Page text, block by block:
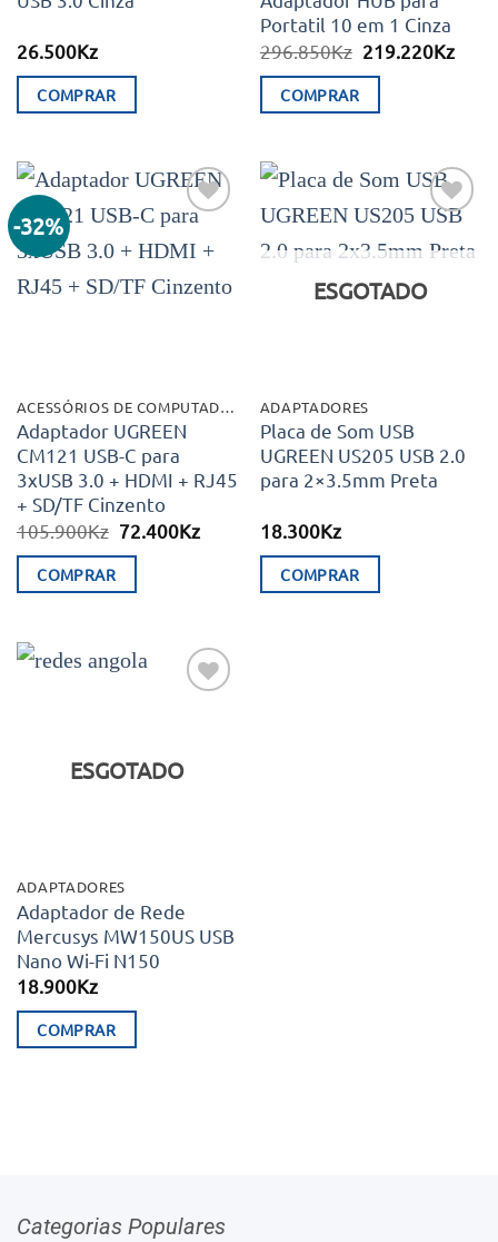
26.500Kz
COMPRAR
Portatil 10 em 1 Cinza
296.850Kz O
era:
219.220KzO
COMPRAR
-32%
Adicionar
aos meus
ACESSÓRIOS DE COMPUTADOR
Adaptador UGREEN
CM121 USB-C para
3xUSB 3.0 + HDMI + RJ45
+ SD/TF Cinzento
105.900Kz O
era:
72.400KzO
COMPRAR
aos meus
ESGOTADO
ADAPTADORES
Placa de Som USB
UGREEN US205 USB 2.0
para 2×3.5mm Preta
18.300Kz
COMPRAR
ESGOTADO
ADAPTADORES
Adaptador de Rede
Mercusys MW150US USB
Nano Wi-Fi N150
18.900Kz
COMPRAR
Categorias Populares